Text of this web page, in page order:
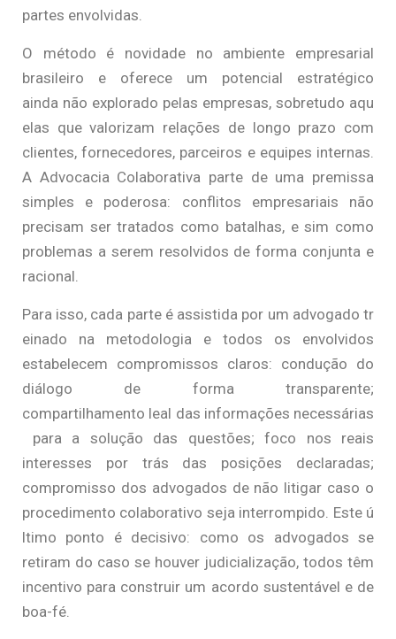
partes envolvidas.
O método é novidade no ambiente empresarial
brasileiro e oferece um potencial estratégico
ainda não explorado pelas empresas, sobretudo aqu
elas que valorizam relações de longo prazo com
clientes, fornecedores, parceiros e equipes internas.
A Advocacia Colaborativa parte de uma premissa
simples e poderosa: conflitos empresariais não
precisam ser tratados como batalhas, e sim como
problemas a serem resolvidos de forma conjunta e
racional.
Para isso, cada parte é assistida por um advogado tr
einado na metodologia e todos os envolvidos
estabelecem compromissos claros: condução do
diálogo de forma transparente;
compartilhamento leal das informações necessárias
para a solução das questões; foco nos reais
interesses por trás das posições declaradas;
compromisso dos advogados de não litigar caso o
procedimento colaborativo seja interrompido. Este ú
ltimo ponto é decisivo: como os advogados se
retiram do caso se houver judicialização, todos têm
incentivo para construir um acordo sustentável e de
boa-fé.